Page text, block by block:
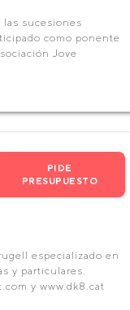
las sucesiones
como ponente
Jove
PIDE
PRESUPUESTO
especializado en
y particulares.
y www.dk8.cat